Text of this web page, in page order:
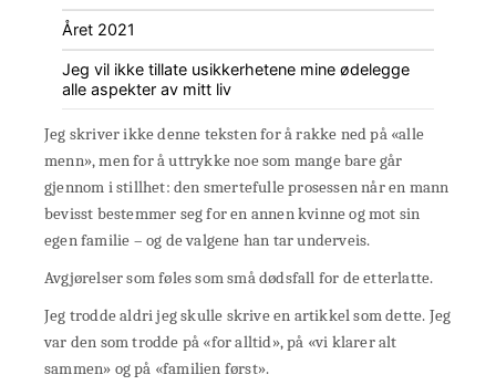
Året 2021
Jeg vil ikke tillate usikkerhetene mine ødelegge
alle aspekter av mitt liv
Jeg skriver ikke denne teksten for å rakke ned på «alle
menn», men for å uttrykke noe som mange bare går
gjennom i stillhet: den smertefulle prosessen når en mann
bevisst bestemmer seg for en annen kvinne og mot sin
egen familie – og de valgene han tar underveis.
Avgjørelser som føles som små dødsfall for de etterlatte.
Jeg trodde aldri jeg skulle skrive en artikkel som dette. Jeg
var den som trodde på «for alltid», på «vi klarer alt
sammen» og på «familien først».